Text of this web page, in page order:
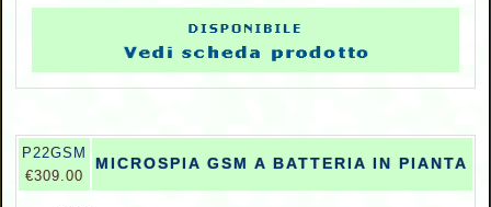
P22GSM
€309.00
MICROSPIA GSM A BATTERIA IN PIANTA